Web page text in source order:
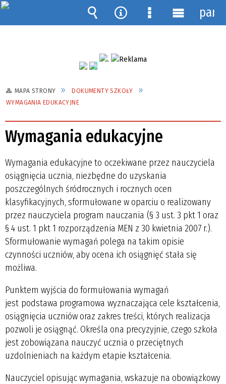
MAPA STRONY
DOKUMENTY SZKOŁY
WYMAGANIA EDUKACYJNE
Wymagania edukacyjne
Wymagania edukacyjne to oczekiwane przez nauczyciela
osiągnięcia ucznia, niezbędne do uzyskania
poszczególnych śródrocznych i rocznych ocen
klasyfikacyjnych, sformułowane w oparciu o realizowany
przez nauczyciela program nauczania (§ 3 ust. 3 pkt 1 oraz
§ 4 ust. 1 pkt 1 rozporządzenia MEN z 30 kwietnia 2007 r.).
Sformułowanie wymagań polega na takim opisie
czynności uczniów, aby ocena ich osiągnięć stała się
możliwa.
Punktem wyjścia do formułowania wymagań
jest podstawa programowa wyznaczająca cele kształcenia,
osiągnięcia uczniów oraz zakres treści, których realizacja
pozwoli je osiągnąć. Określa ona precyzyjnie, czego szkoła
jest zobowiązana nauczyć ucznia o przeciętnych
uzdolnieniach na każdym etapie kształcenia.
Nauczyciel opisując wymagania, wskazuje na obowiązkowy
Wyszukiwarka
Narzędzia
MenuMenu